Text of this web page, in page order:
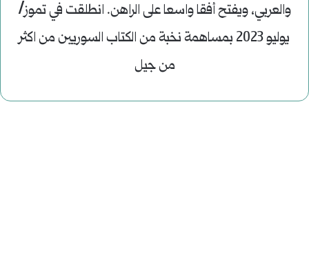
والعربي، ويفتح أفقا واسعا على الراهن. انطلقت في تموز/
يوليو 2023 بمساهمة نخبة من الكتاب السوريين من اكثر
من جيل